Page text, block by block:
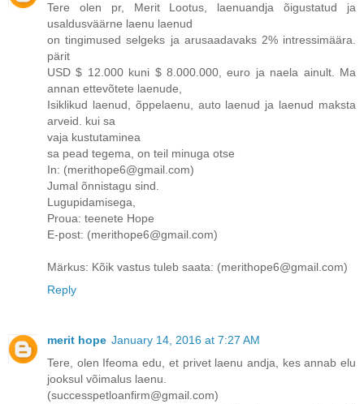
Tere olen pr, Merit Lootus, laenuandja õigustatud ja
usaldusväärne laenu laenud
on tingimused selgeks ja arusaadavaks 2% intressimäära.
pärit
USD $ 12.000 kuni $ 8.000.000, euro ja naela ainult. Ma
annan ettevõtete laenude,
Isiklikud laenud, õppelaenu, auto laenud ja laenud maksta
arveid. kui sa
vaja kustutaminea
sa pead tegema, on teil minuga otse
In: (merithope6@gmail.com)
Jumal õnnistagu sind.
Lugupidamisega,
Proua: teenete Hope
E-post: (merithope6@gmail.com)
Märkus: Kõik vastus tuleb saata: (merithope6@gmail.com)
Reply
merit hope January 14, 2016 at 7:27 AM
Tere, olen Ifeoma edu, et privet laenu andja, kes annab elu
jooksul võimalus laenu.
(successpetloanfirm@gmail.com)